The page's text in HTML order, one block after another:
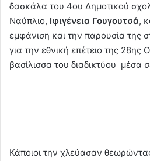
δασκάλα του 4ου Δημοτικού
Ναύπλιο, Ιφιγένεια Γουγουτσά,
εμφάνιση και την παρουσία της
για την εθνική επέτειο της 28ης
βασίλισσα του διαδικτύου μέσα
Κάποιοι την χλεύασαν